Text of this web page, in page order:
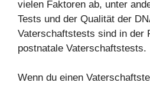
vielen Faktoren ab, unter
Tests und der Qualität der
Vaterschaftstests sind in der
postnatale Vaterschaftstests.
Wenn du einen